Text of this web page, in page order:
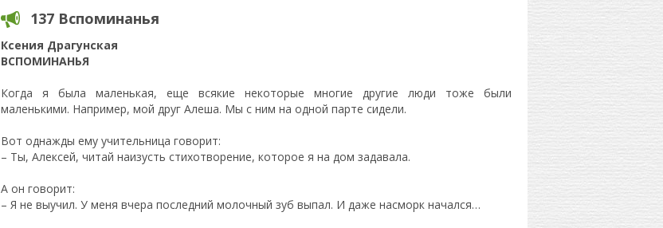
137 Вспоминанья
Ксения Драгунская
ВСПОМИНАНЬЯ
Когда я была маленькая, еще всякие некоторые многие другие люди тоже были
маленькими. Например, мой друг Алеша. Мы с ним на одной парте сидели.
Вот однажды ему учительница говорит:
– Ты, Алексей, читай наизусть стихотворение, которое я на дом задавала.
А он говорит:
– Я не выучил. У меня вчера последний молочный зуб выпал. И даже насморк начался…